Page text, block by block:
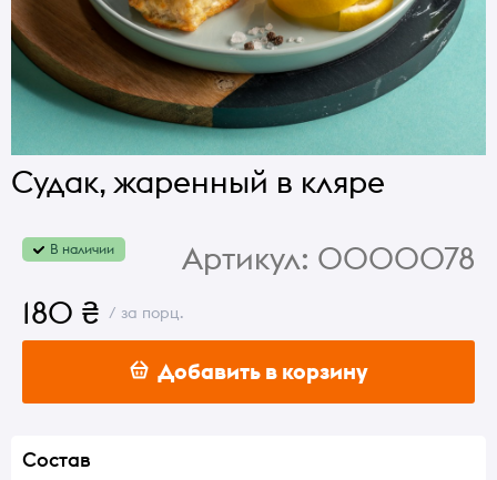
Судак, жаренный в кляре
В наличии Артикул: 0000078
180 ₴ / за порц.
Добавить в корзину
Состав